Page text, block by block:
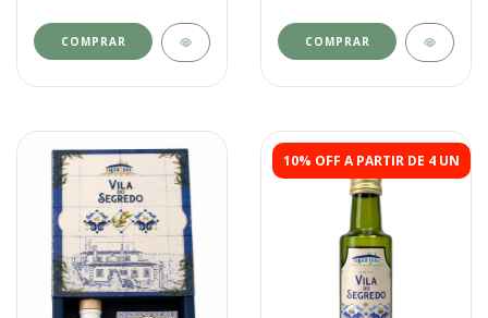
COMPRAR COMPRAR
10% OFF A PARTIR DE 4 UN